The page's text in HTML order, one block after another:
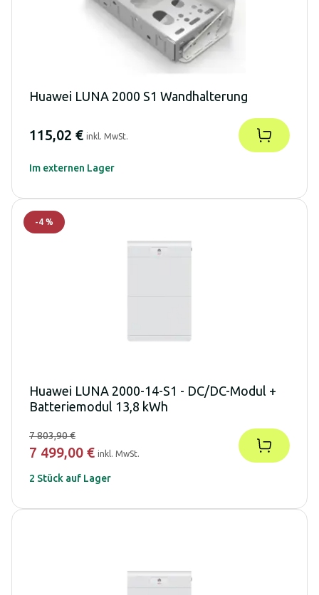
Huawei LUNA 2000 S1 Wandhalterung
115,02 € inkl. MwSt.
Im externen Lager
-4 %
Huawei LUNA 2000-14-S1 - DC/DC-Modul +
Batteriemodul 13,8 kWh
7 803,90 €
7 499,00 € inkl. MwSt.
2 Stück auf Lager